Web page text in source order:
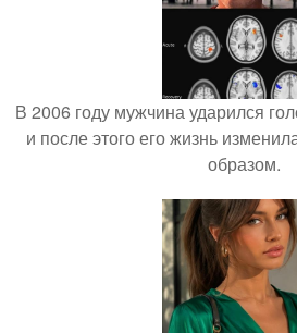
В 2006 году мужчина ударился
и после этого его жизнь
образом.